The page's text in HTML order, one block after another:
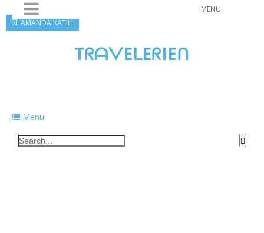
MENU
TᖇᗩᐯEᒪEᖇIEᑎ
Menu
AMANDA KATILI